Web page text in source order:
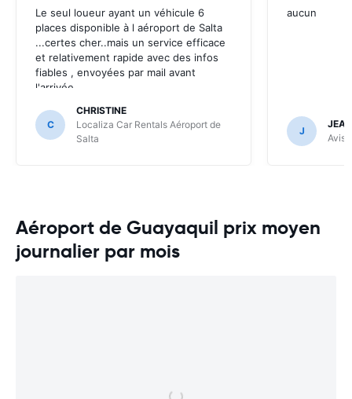
Le seul loueur ayant un véhicule 6
places disponible à l aéroport de Salta
...certes cher..mais un service efficace
et relativement rapide avec des infos
fiables , envoyées par mail avant
l'arrivée .
C
CHRISTINE
Localiza Car Rentals Aéroport de
Salta
aucun
J
Avis
Aéroport de Guayaquil prix moyen
journalier par mois